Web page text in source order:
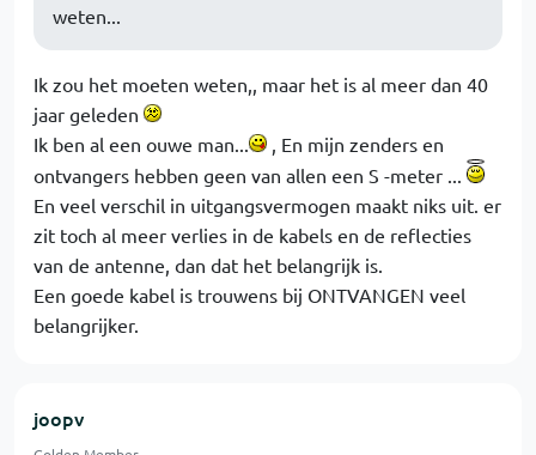
weten...
Ik zou het moeten weten,, maar het is al meer dan 40
jaar geleden
Ik ben al een ouwe man...
, En mijn zenders en
ontvangers hebben geen van allen een S -meter ...
En veel verschil in uitgangsvermogen maakt niks uit. er
zit toch al meer verlies in de kabels en de reflecties
van de antenne, dan dat het belangrijk is.
Een goede kabel is trouwens bij ONTVANGEN veel
belangrijker.
joopv